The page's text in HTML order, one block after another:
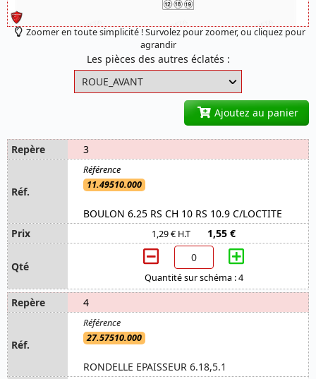
Zoomer en toute simplicité ! Survolez pour zoomer, ou cliquez pour
agrandir
Les pièces des autres éclatés :
Ajoutez au panier
3
11.49510.000
BOULON 6.25 RS CH 10 RS 10.9 C/LOCTITE
1,29 € H.T 1,55 €
Quantité sur schéma : 4
4
27.57510.000
RONDELLE EPAISSEUR 6.18,5.1